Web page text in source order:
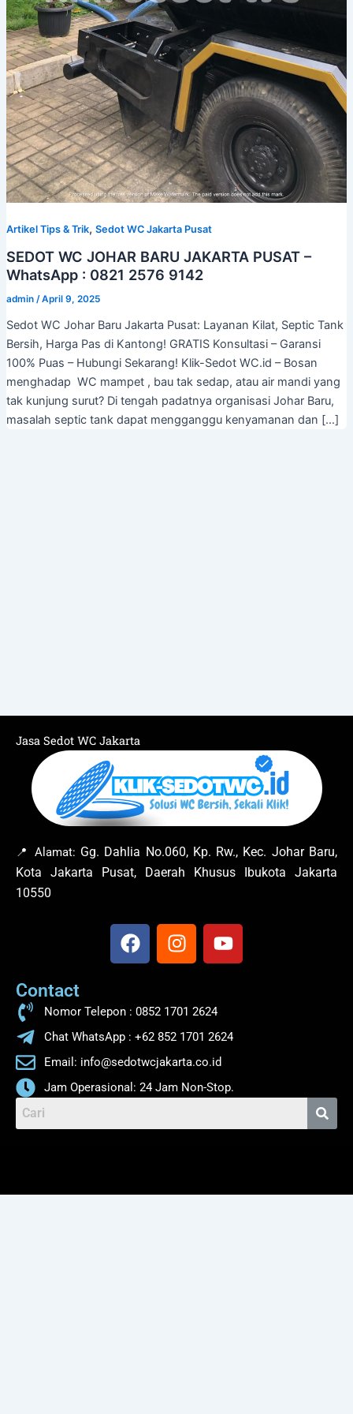
Artikel Tips & Trik, Sedot WC Jakarta Pusat
SEDOT WC JOHAR BARU JAKARTA PUSAT –
WhatsApp : 0821 2576 9142
admin /April 9, 2025
Sedot WC Johar Baru Jakarta Pusat: Layanan Kilat, Septic Tank
Bersih, Harga Pas di Kantong! GRATIS Konsultasi – Garansi
100% Puas – Hubungi Sekarang! Klik-Sedot WC.id – Bosan
menghadap WC mampet , bau tak sedap, atau air mandi yang
tak kunjung surut? Di tengah padatnya organisasi Johar Baru,
masalah septic tank dapat mengganggu kenyamanan dan […]
Jasa Sedot WC Jakarta
📍 Alamat: Gg. Dahlia No.060, Kp. Rw., Kec. Johar Baru,
Kota Jakarta Pusat, Daerah Khusus Ibukota Jakarta
10550
F
a
b
o
o
k
I
n
a
g
a
m
Y
o
b
Contact
Nomor Telepon : 0852 1701 2624
Chat WhatsApp : +62 852 1701 2624
Email: info@sedotwcjakarta.co.id
Jam Operasional: 24 Jam Non-Stop.